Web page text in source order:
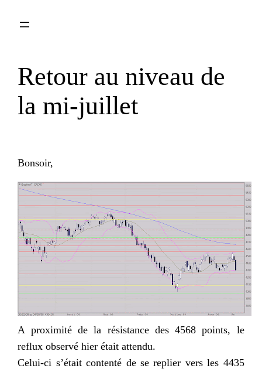
Retour au niveau de
la mi-juillet
Bonsoir,
A proximité de la résistance des 4568 points, le
reflux observé hier était attendu.
Celui-ci s’était contenté de se replier vers les 4435